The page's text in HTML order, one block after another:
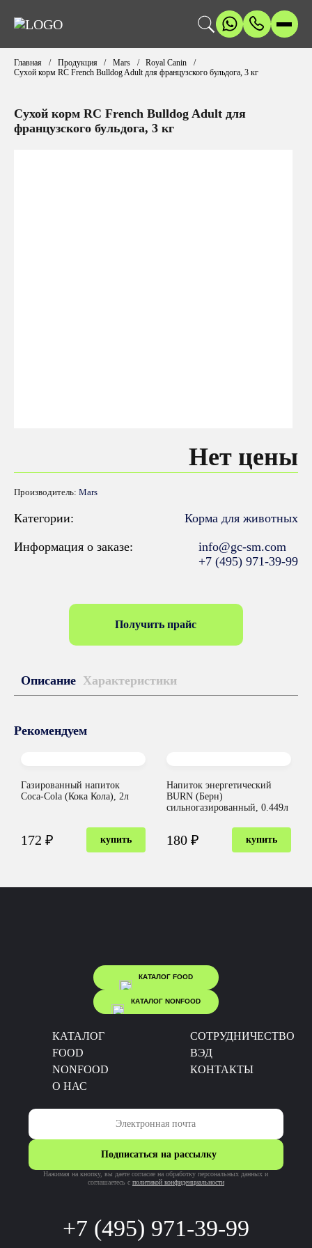
Главная Продукция Mars
Royal Canin
Сухой корм RC French Bulldog Adult для французского бульдога, 3 кг
Сухой корм RC French Bulldog Adult для
французского бульдога, 3 кг
Нет цены
Производитель:Mars
Категории: Корма для животных
Информация о заказе:
info@gc-sm.com
+7 (495) 971-39-99
Получить прайс
Описание Характеристики
Рекомендуем
Газированный напиток
Coca-Cola (Кока Кола), 2л
172 ₽ купить
Напиток энергетический
BURN (Берн)
сильногазированный, 0.449л
180 ₽ купить
КАТАЛОГ FOOD
КАТАЛОГ NONFOOD
КАТАЛОГ
CОТРУДНИЧЕСТВО
FOOD
ВЭД
NONFOOD
КОНТАКТЫ
О НАС
+7 (495) 971-39-99
Подписаться на рассылку
Нажимая на кнопку, вы даете согласие на обработку персональных данных и
соглашаетесь c политикой конфиденциальности